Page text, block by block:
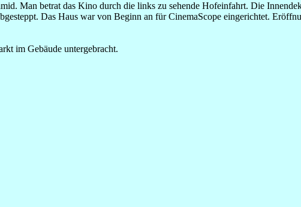
Man betrat das Kino durch die links zu sehende Hofeinfahrt. Die
Das Haus war von Beginn an für CinemaScope eingerichtet.
im Gebäude untergebracht.